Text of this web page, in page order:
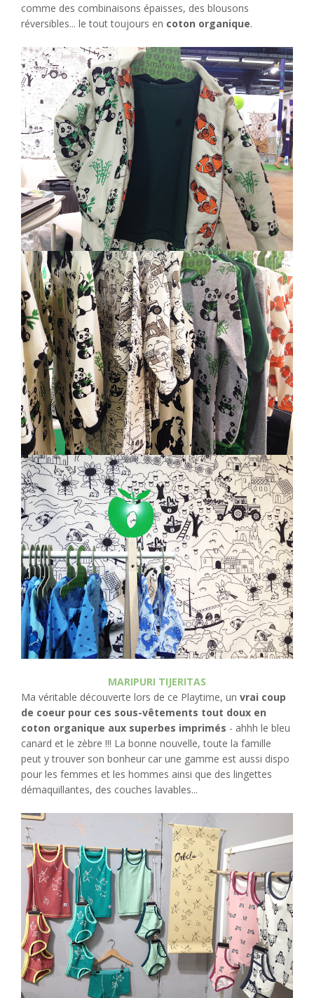
comme des combinaisons épaisses, des blousons
réversibles... le tout toujours en coton organique.
MARIPURI TIJERITAS
Ma véritable découverte lors de ce Playtime, un vrai coup
de coeur pour ces sous-vêtements tout doux en
coton organique aux superbes imprimés - ahhh le bleu
canard et le zèbre !!! La bonne nouvelle, toute la famille
peut y trouver son bonheur car une gamme est aussi dispo
pour les femmes et les hommes ainsi que des lingettes
démaquillantes, des couches lavables...